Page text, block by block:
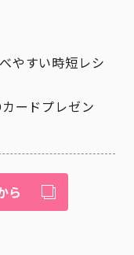
やすい時短レシ
ードプレゼン
ら